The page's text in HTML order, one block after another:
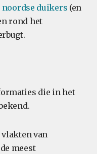
noordse duikers (en
rond het
die in het
vlakten van
meest